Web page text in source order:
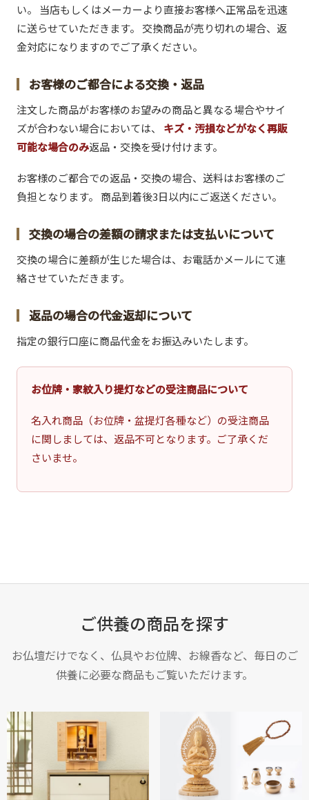
い。 当店もしくはメーカーより直接お客様へ正常品を迅速
に送らせていただきます。 交換商品が売り切れの場合、返
金対応になりますのでご了承ください。
お客様のご都合による交換・返品
注文した商品がお客様のお望みの商品と異なる場合やサイ
ズが合わない場合においては、 キズ・汚損などがなく再販
可能な場合のみ返品・交換を受け付けます。
お客様のご都合での返品・交換の場合、送料はお客様のご
負担となります。 商品到着後3日以内にご返送ください。
交換の場合の差額の請求または支払いについて
交換の場合に差額が生じた場合は、お電話かメールにて連
絡させていただきます。
返品の場合の代金返却について
指定の銀行口座に商品代金をお振込みいたします。
お位牌・家紋入り提灯などの受注商品について
名入れ商品（お位牌・盆提灯各種など）の受注商品
に関しましては、返品不可となります。ご了承くだ
さいませ。
ご供養の商品を探す
お仏壇だけでなく、仏具やお位牌、お線香など、毎日のご
供養に必要な商品もご覧いただけます。